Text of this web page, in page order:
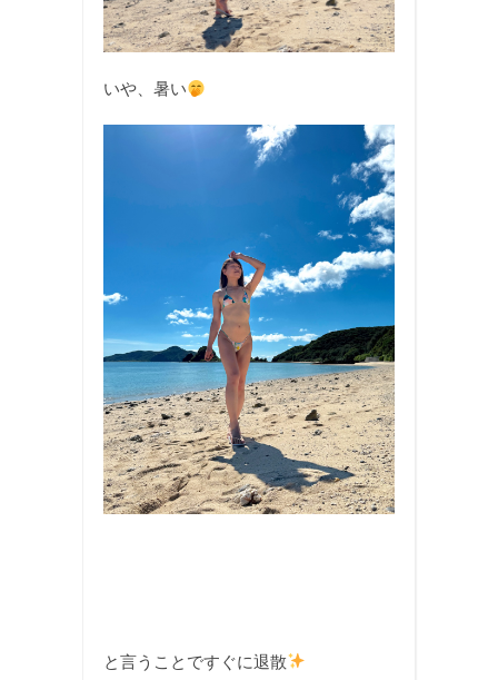
いや、暑い
と言うことですぐに退散